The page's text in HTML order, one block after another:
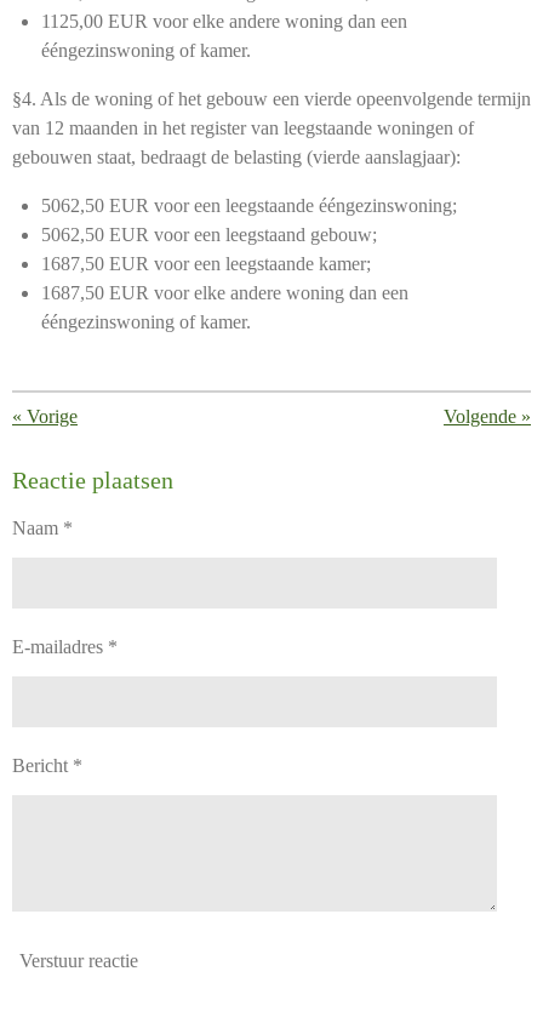
1125,00 EUR voor elke andere woning dan een
ééngezinswoning of kamer.
§4. Als de woning of het gebouw een vierde opeenvolgende termijn
van 12 maanden in het register van leegstaande woningen of
gebouwen staat, bedraagt de belasting (vierde aanslagjaar):
5062,50 EUR voor een leegstaande ééngezinswoning;
5062,50 EUR voor een leegstaand gebouw;
1687,50 EUR voor een leegstaande kamer;
1687,50 EUR voor elke andere woning dan een
ééngezinswoning of kamer.
« Vorige Volgende »
Reactie plaatsen
Naam *
E-mailadres *
Bericht *
Verstuur reactie